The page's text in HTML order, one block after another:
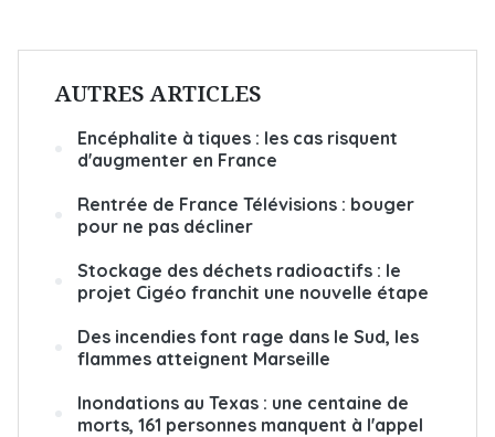
AUTRES ARTICLES
Encéphalite à tiques : les cas risquent
d'augmenter en France
Rentrée de France Télévisions : bouger
pour ne pas décliner
Stockage des déchets radioactifs : le
projet Cigéo franchit une nouvelle étape
Des incendies font rage dans le Sud, les
flammes atteignent Marseille
Inondations au Texas : une centaine de
morts, 161 personnes manquent à l'appel